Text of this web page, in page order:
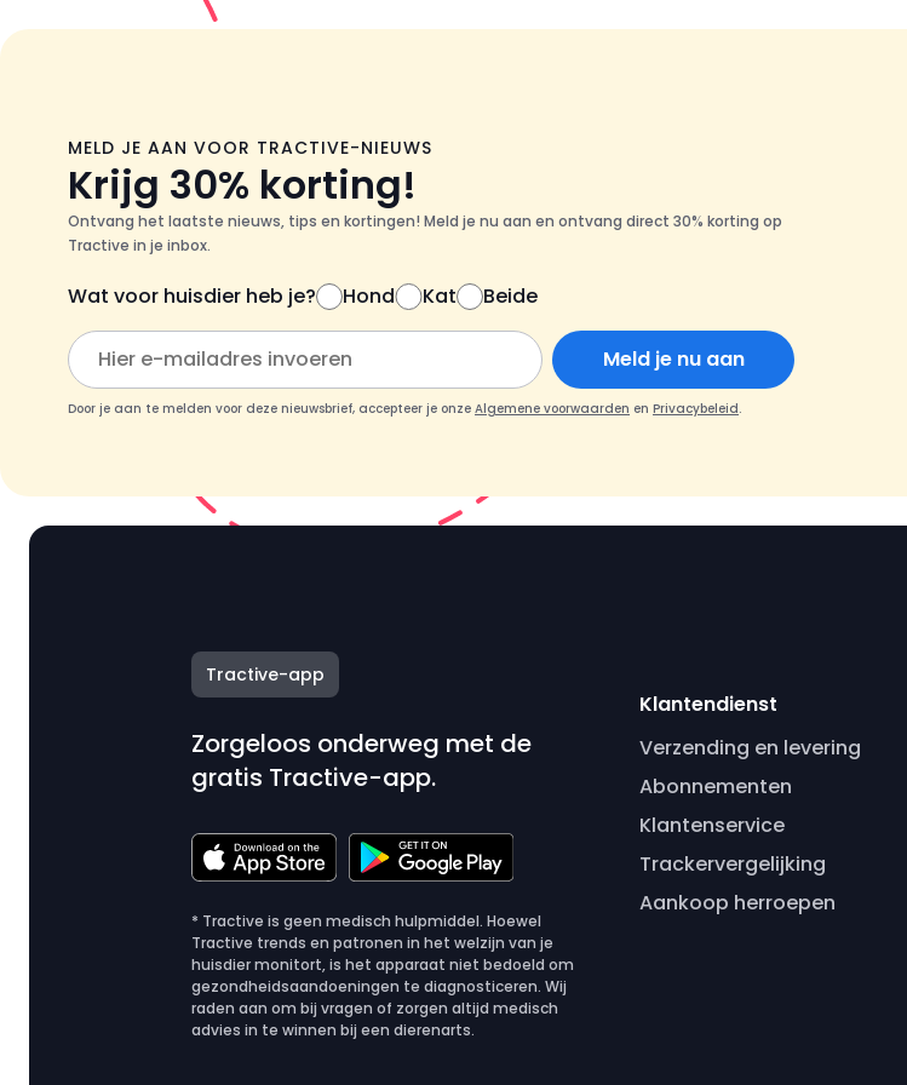
MELD JE AAN VOOR TRACTIVE-NIEUWS
Krijg 30% korting!
Ontvang het laatste nieuws, tips en kortingen! Meld je nu aan en ontvang direct 30% korting op
Tractive in je inbox.
Wat voor huisdier heb je? Hond Kat Beide
Meld je nu aan
Door je aan te melden voor deze nieuwsbrief, accepteer je onze Algemene voorwaarden en Privacybeleid.
Tractive-app
Zorgeloos onderweg met de
gratis Tractive-app.
* Tractive is geen medisch hulpmiddel. Hoewel
Tractive trends en patronen in het welzijn van je
huisdier monitort, is het apparaat niet bedoeld om
gezondheidsaandoeningen te diagnosticeren. Wij
raden aan om bij vragen of zorgen altijd medisch
advies in te winnen bij een dierenarts.
Klantendienst
Verzending en levering
Abonnementen
Klantenservice
Trackervergelijking
Aankoop herroepen